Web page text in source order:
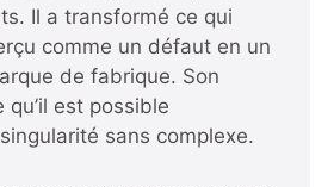
Il a transformé ce qui
comme un défaut en un
de fabrique. Son
est possible
sans complexe.